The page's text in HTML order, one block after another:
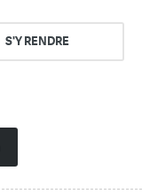
S'Y RENDRE